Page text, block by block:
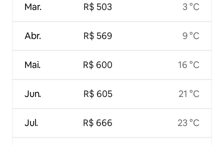
Mar.
Abr.
Mai.
Jun.
Jul.
R$ 503
R$ 569
R$ 600
R$ 605
R$ 666
3 °C
9 °C
16 °C
21 °C
23 °C